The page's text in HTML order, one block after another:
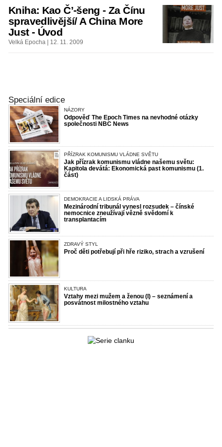
Kniha: Kao Č’-šeng - Za Čínu
spravedlivější/ A China More
Just - Úvod
Velká Epocha | 12. 11. 2009
Speciální edice
NÁZORY
Odpověď The Epoch Times na nevhodné otázky
společnosti NBC News
PŘÍZRAK KOMUNISMU VLÁDNE SVĚTU
Jak přízrak komunismu vládne našemu světu:
Kapitola devátá: Ekonomická past komunismu (1.
část)
DEMOKRACIE A LIDSKÁ PRÁVA
Mezinárodní tribunál vynesl rozsudek – čínské
nemocnice zneužívají vězně svědomí k
transplantacím
ZDRAVÝ STYL
Proč děti potřebují při hře riziko, strach a vzrušení
KULTURA
Vztahy mezi mužem a ženou (I) – seznámení a
posvátnost milostného vztahu